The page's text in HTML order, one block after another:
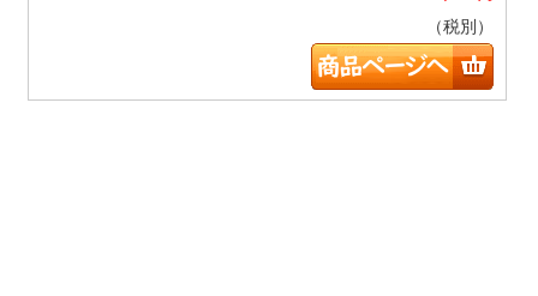
（税別）